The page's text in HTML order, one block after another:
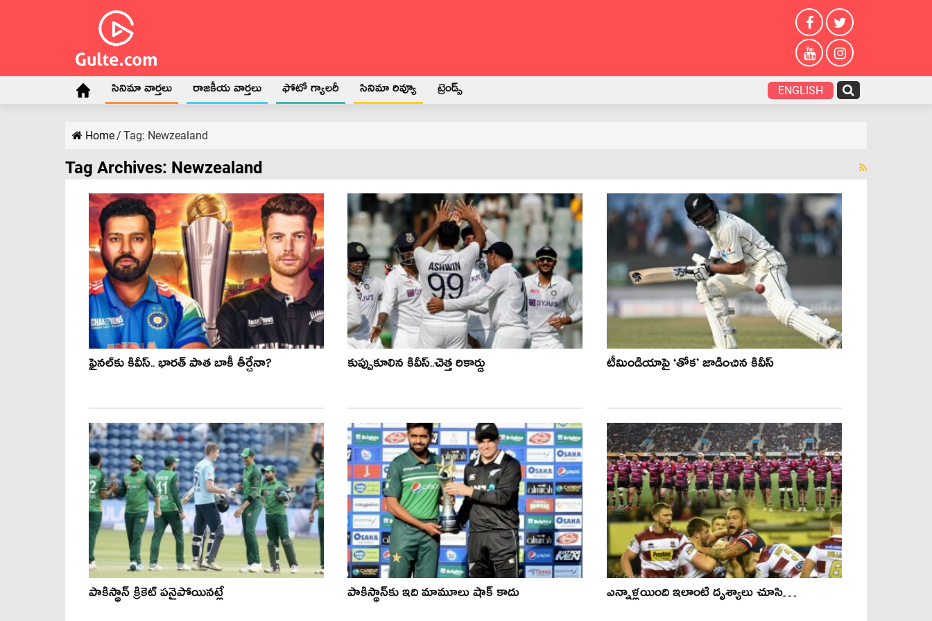
సినిమా వార్తలు రాజకీయ వార్తలు ఫోటో గ్యాలరీ సినిమా రివ్యూ ట్రెండ్స్ ENGLISH
Home/ Tag: Newzealand
Tag Archives: Newzealand
ఫైనల్‌కు కివీస్.. భారత్ పాత బాకీ తీర్చేనా? కుప్పుకూలిన కివీస్..చెత్త రికార్డు టీమిండియాపై ‘తోక’ జాడించిన కివీస్
పాకిస్థాన్ క్రికెట్ పనైపోయినట్లే పాకిస్థాన్‌కు ఇది మామూలు షాక్ కాదు ఎన్నాళ్లయింది ఇలాంటి దృశ్యాలు చూసి…